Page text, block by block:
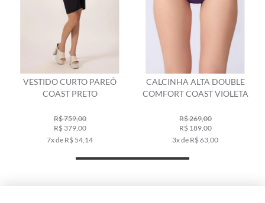
VESTIDO CURTO PAREÔ
COAST PRETO
R$ 759,00
R$ 379,00
7x de R$ 54,14
CALCINHA ALTA DOUBLE
COMFORT COAST VIOLETA
R$ 269,00
R$ 189,00
3x de R$ 63,00